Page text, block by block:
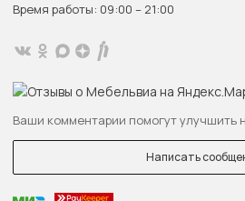
Время работы: 09:00 – 21:00
Ваши комментарии помогут улучшить
Написать